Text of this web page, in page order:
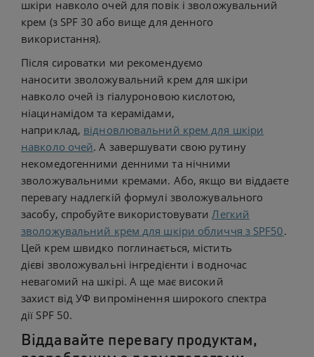
шкіри навколо очей для повік і зволожувальний
крем (з SPF 30 або вище для денного
використання).
Після сироватки ми рекомендуємо
наносити зволожувальний крем для шкіри
навколо очей із гіалуроновою кислотою,
ніацинамідом та керамідами,
наприклад, відновлювальний крем для шкіри
навколо очей. А завершувати свою рутину
некомедогенними денними та нічними
зволожувальними кремами. Або, якщо ви віддаєте
перевагу надлегкій формулі зволожувального
засобу, спробуйте використовуватиЛегкий
зволожувальний крем для шкіри обличчя з SPF50.
Цей крем швидко поглинається, містить
дієві зволожувальні інгредієнти і водночас
невагомий на шкірі. А ще має високий
захист від УФ випромінення широкого спектра
дії SPF 50.
Віддавайте перевагу продуктам,